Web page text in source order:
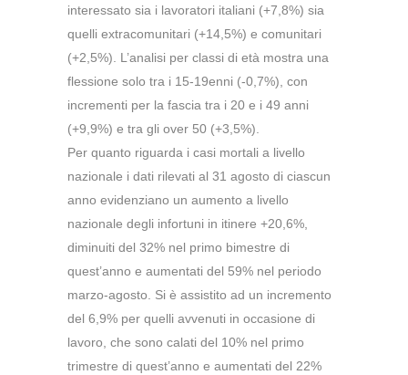
interessato sia i lavoratori italiani (+7,8%) sia
quelli extracomunitari (+14,5%) e comunitari
(+2,5%). L’analisi per classi di età mostra una
flessione solo tra i 15-19enni (-0,7%), con
incrementi per la fascia tra i 20 e i 49 anni
(+9,9%) e tra gli over 50 (+3,5%).
Per quanto riguarda i casi mortali a livello
nazionale i dati rilevati al 31 agosto di ciascun
anno evidenziano un aumento a livello
nazionale degli infortuni in itinere +20,6%,
diminuiti del 32% nel primo bimestre di
quest’anno e aumentati del 59% nel periodo
marzo-agosto. Si è assistito ad un incremento
del 6,9% per quelli avvenuti in occasione di
lavoro, che sono calati del 10% nel primo
trimestre di quest’anno e aumentati del 22%